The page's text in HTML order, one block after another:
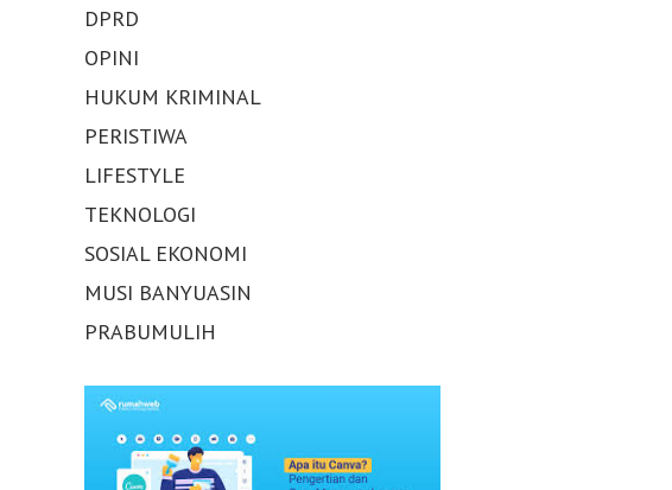
DPRD
OPINI
HUKUM KRIMINAL
PERISTIWA
LIFESTYLE
TEKNOLOGI
SOSIAL EKONOMI
MUSI BANYUASIN
PRABUMULIH